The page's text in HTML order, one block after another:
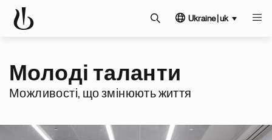
Ukraine | uk
Молоді таланти
Можливості, що змінюють життя